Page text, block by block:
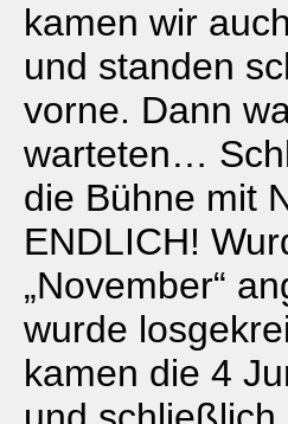
kamen wir
und standen
vorne. Dann
warteten…
die Bühne mit
ENDLICH!
„November“
wurde
kamen die 4